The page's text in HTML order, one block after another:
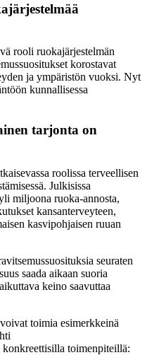
rooli ruokajärjestelmän
korostavat
ja ympäristön vuoksi. Nyt
kunnallisessa
tarjonta on
roolissa terveellisen
Julkisissa
miljoona ruoka-annosta,
kansanterveyteen,
kasvipohjaisen ruuan
seuraten
saada aikaan suoria
keino saavuttaa
toimia esimerkkeinä
toimenpiteillä: